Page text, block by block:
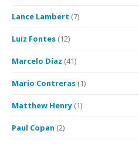
Lance Lambert (7)
Luiz Fontes (12)
Marcelo Díaz (41)
Mario Contreras (1)
Matthew Henry (1)
Paul Copan (2)